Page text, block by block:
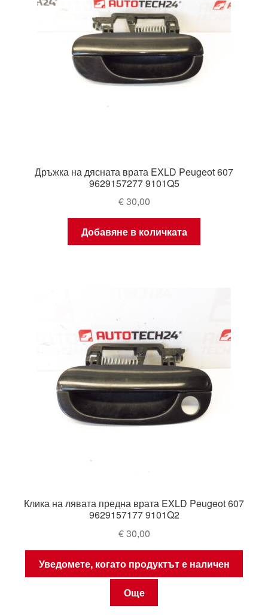
Дръжка на дясната врата EXLD Peugeot 607
9629157277 9101Q5
€30,00
Добавяне в количката
Клика на лявата предна врата EXLD Peugeot 607
9629157177 9101Q2
€30,00
Уведомете, когато продуктът е наличен
Още